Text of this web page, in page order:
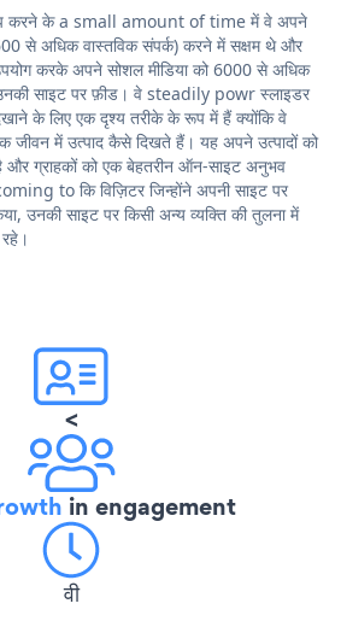
करने के a small amount of time में वे अपने
से अधिक वास्तविक संपर्क) करने में सक्षम थे और
करके अपने सोशल मीडिया को 6000 से अधिक
उनकी साइट पर फ़ीड। वे steadily powr स्लाइडर
के लिए एक दृश्य तरीके के रूप में हैं क्योंकि वे
जीवन में उत्पाद कैसे दिखते हैं। यह अपने उत्पादों को
और ग्राहकों को एक बेहतरीन ऑन-साइट अनुभव
to कि विज़िटर जिन्होंने अपनी साइट पर
उनकी साइट पर किसी अन्य व्यक्ति की तुलना में
<
in engagement
वी